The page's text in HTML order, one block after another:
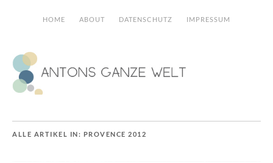
HOME ABOUT DATENSCHUTZ IMPRESSUM
ALLE ARTIKEL IN: PROVENCE 2012